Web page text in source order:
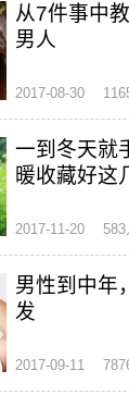
从7件事中
男人
2017-08-30
一到冬天就
暖收藏好这
2017-11-20 583
男性到中年
发
2017-09-11